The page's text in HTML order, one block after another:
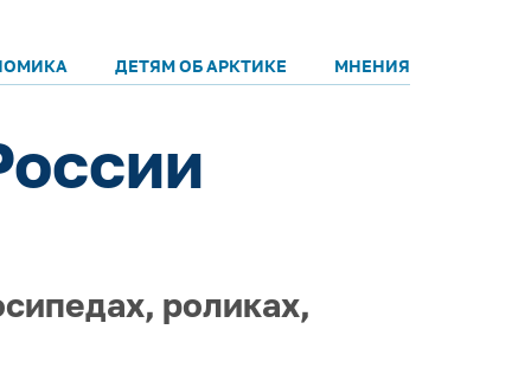
ДЕТЯМ ОБ АРКТИКЕ МНЕНИЯ
роликах,